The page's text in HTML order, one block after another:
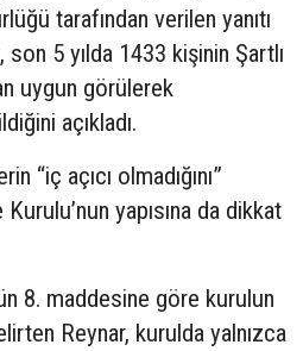
tarafından verilen yanıtı
5 yılda 1433 kişinin Şartlı
uygun görülerek
açıkladı.
“iç açıcı olmadığını”
yapısına da dikkat
8. maddesine göre kurulun
Reynar, kurulda yalnızca